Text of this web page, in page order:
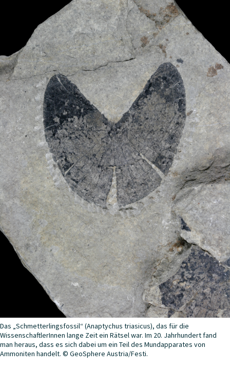
Das „Schmetterlingsfossil“ (Anaptychus triasicus), das für die
WissenschaftlerInnen lange Zeit ein Rätsel war. Im 20. Jahrhundert fand
man heraus, dass es sich dabei um ein Teil des Mundapparates von
Ammoniten handelt. © GeoSphere Austria/Festi.